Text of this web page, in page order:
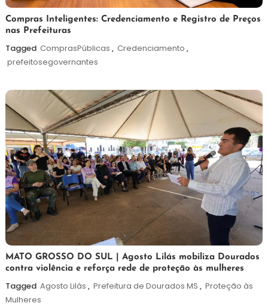
6
de
agosto
de
Redação
Compras Inteligentes: Credenciamento e Registro de Preços
nas Prefeituras
Tagged ComprasPúblicas , Credenciamento ,
prefeitosegovernantes
5
de
agosto
de
Maurilio
MATO GROSSO DO SUL | Agosto Lilás mobiliza Dourados
contra violência e reforça rede de proteção às mulheres
Tagged Agosto Lilás , Prefeitura de Dourados MS , Proteção às
Mulheres